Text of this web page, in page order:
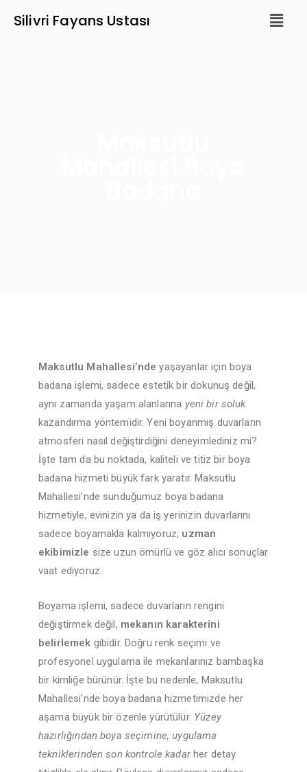
Silivri Fayans Ustası
Maksutlu Mahallesi’nde yaşayanlar için boya
badana işlemi, sadece estetik bir dokunuş değil,
aynı zamanda yaşam alanlarına yeni bir soluk
kazandırma yöntemidir. Yeni boyanmış duvarların
atmosferi nasıl değiştirdiğini deneyimlediniz mi?
İşte tam da bu noktada, kaliteli ve titiz bir boya
badana hizmeti büyük fark yaratır. Maksutlu
Mahallesi’nde sunduğumuz boya badana
hizmetiyle, evinizin ya da iş yerinizin duvarlarını
sadece boyamakla kalmıyoruz; uzman
ekibimizle size uzun ömürlü ve göz alıcı sonuçlar
vaat ediyoruz.
Boyama işlemi, sadece duvarların rengini
değiştirmek değil, mekanın karakterini
belirlemek gibidir. Doğru renk seçimi ve
profesyonel uygulama ile mekanlarınız bambaşka
bir kimliğe bürünür. İşte bu nedenle, Maksutlu
Mahallesi’nde boya badana hizmetimizde her
aşama büyük bir özenle yürütülür. Yüzey
hazırlığından boya seçimine, uygulama
tekniklerinden son kontrole kadarher detay